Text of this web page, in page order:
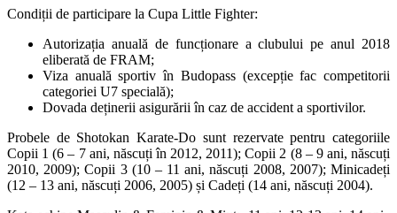
Condiții de participare la Cupa Little Fighter:
Autorizația anuală de funcționare a clubului pe anul 2018
eliberată de FRAM;
Viza anuală sportiv în Budopass (excepție fac competitorii
categoriei U7 specială);
Dovada deținerii asigurării în caz de accident a sportivilor.
Probele de Shotokan Karate-Do sunt rezervate pentru categoriile
Copii 1 (6 – 7 ani, născuți în 2012, 2011); Copii 2 (8 – 9 ani, născuți
2010, 2009); Copii 3 (10 – 11 ani, născuți 2008, 2007); Minicadeți
(12 – 13 ani, născuți 2006, 2005) și Cadeți (14 ani, născuți 2004).